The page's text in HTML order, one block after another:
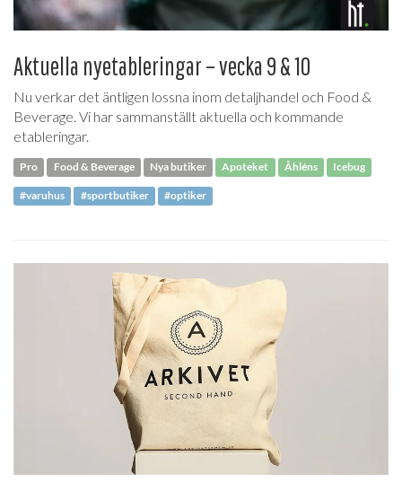
Aktuella nyetableringar – vecka 9 & 10
Nu verkar det äntligen lossna inom detaljhandel och Food &
Beverage. Vi har sammanställt aktuella och kommande
etableringar.
Pro Food & Beverage Nya butiker Apoteket Åhléns Icebug
#varuhus #sportbutiker #optiker